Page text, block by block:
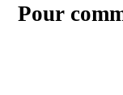
Pour